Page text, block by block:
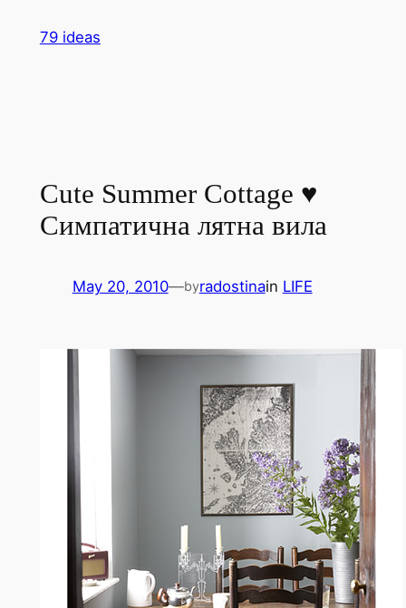
79 ideas
Cute Summer Cottage ♥
Симпатична лятна вила
May 20, 2010—byradostinain LIFE